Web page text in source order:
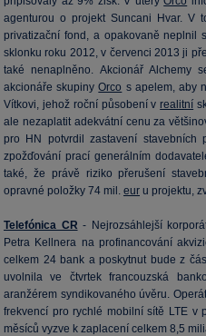
agenturou o projekt Suncani Hvar. V
privatizační fond, a opakovaně neplnil
sklonku roku 2012, v červenci 2013 ji
také nenaplněno. Akcionář Alchemy
akcionáře skupinyOrco s apelem, aby
Vítkovi, jehož roční působení vrealitní
ale nezaplatit adekvátní cenu za
pro HN potvrdil zastavení
zpožďování prací generálním
také, že právě riziko přerušení
opravné položky 74 mil. eur u projektu,
Telefónica CR - Nejrozsáhlejší
Petra Kellnera na profinancování
celkem 24 bank a poskytnut bude z
uvolnila ve čtvrtek francouzská
aranžérem syndikovaného úvěru.
frekvencí pro rychlé mobilní sítě LTE
měsíců vyzve k zaplacení celkem 8,5